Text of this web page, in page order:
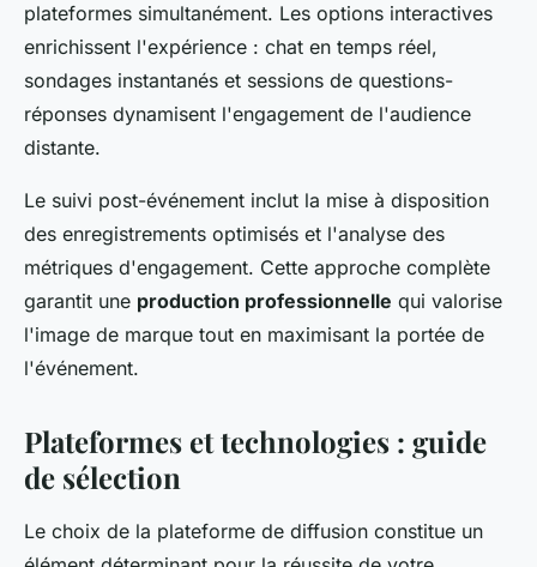
plateformes simultanément. Les options interactives
enrichissent l'expérience : chat en temps réel,
sondages instantanés et sessions de questions-
réponses dynamisent l'engagement de l'audience
distante.
Le suivi post-événement inclut la mise à disposition
des enregistrements optimisés et l'analyse des
métriques d'engagement. Cette approche complète
garantit une production professionnelle qui valorise
l'image de marque tout en maximisant la portée de
l'événement.
Plateformes et technologies : guide
de sélection
Le choix de la plateforme de diffusion constitue un